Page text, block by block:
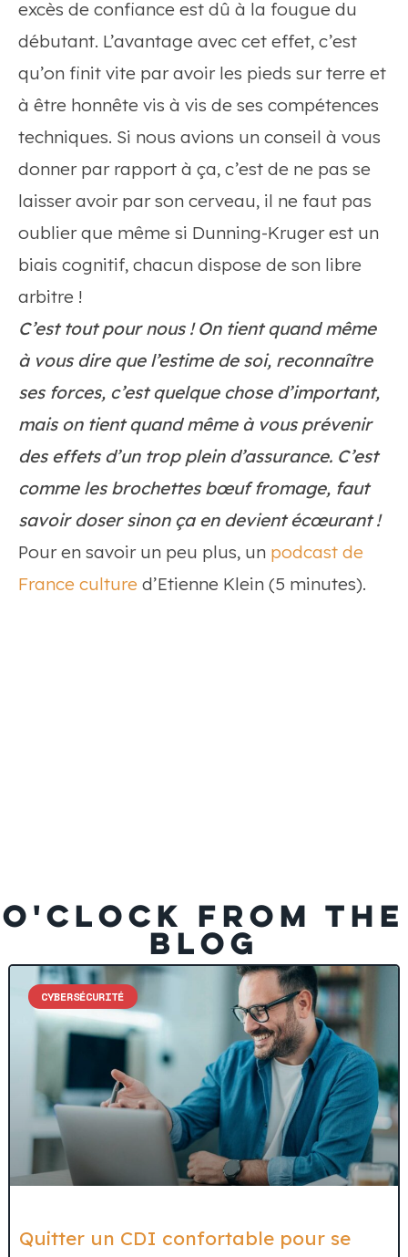
excès de confiance est dû à la fougue du
débutant. L’avantage avec cet effet, c’est
qu’on finit vite par avoir les pieds sur terre et
à être honnête vis à vis de ses compétences
techniques. Si nous avions un conseil à vous
donner par rapport à ça, c’est de ne pas se
laisser avoir par son cerveau, il ne faut pas
oublier que même si Dunning-Kruger est un
biais cognitif, chacun dispose de son libre
arbitre !
C’est tout pour nous ! On tient quand même
à vous dire que l’estime de soi, reconnaître
ses forces, c’est quelque chose d’important,
mais on tient quand même à vous prévenir
des effets d’un trop plein d’assurance. C’est
comme les brochettes bœuf fromage, faut
savoir doser sinon ça en devient écœurant !
Pour en savoir un peu plus, un podcast de
France culture d’Etienne Klein (5 minutes).
O'CLOCK FROM THE
BLOG
CYBERSÉCURITÉ
Quitter un CDI confortable pour se